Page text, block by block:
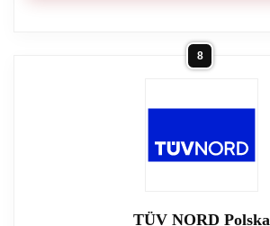
8
TÜV NORD Polska